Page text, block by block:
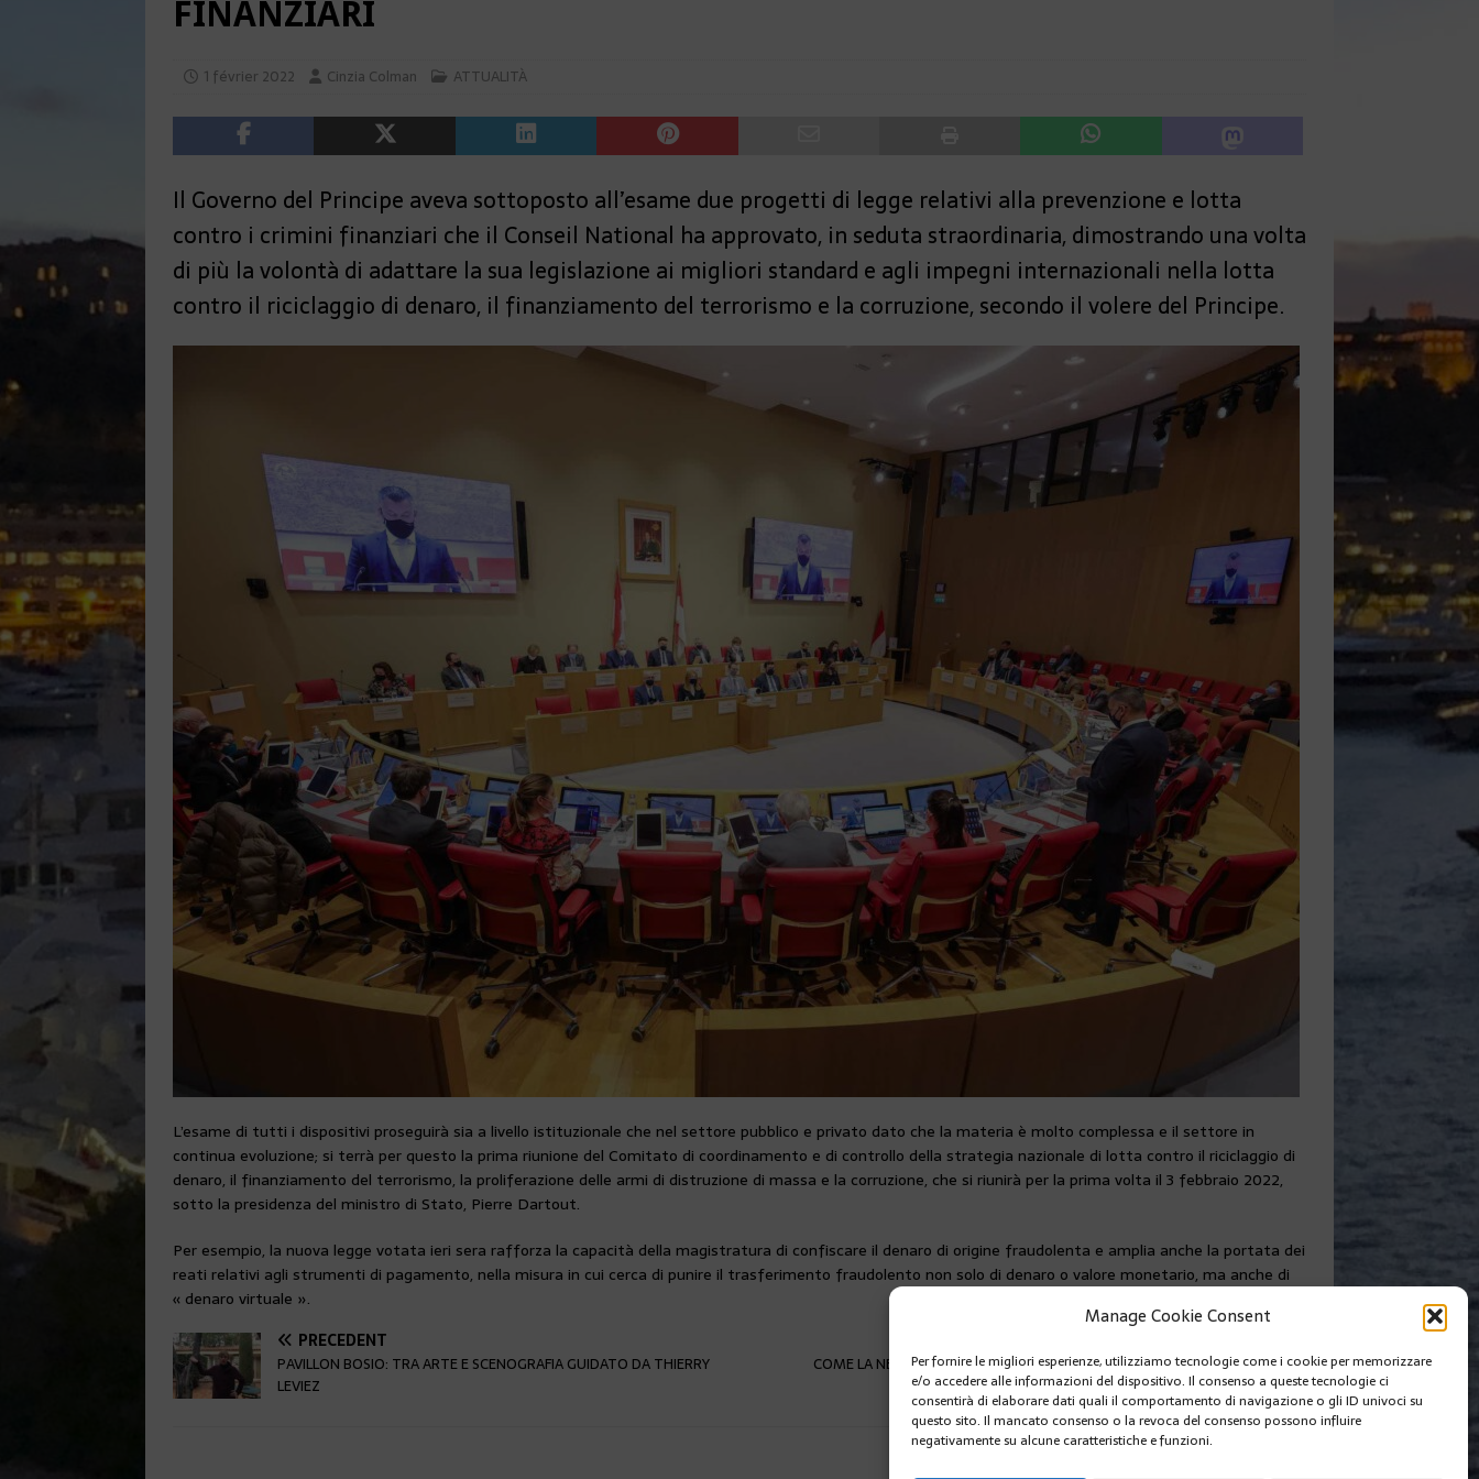
Manage Cookie Consent
Per fornire le migliori esperienze, utilizziamo tecnologie come i cookie per memorizzare
e/o accedere alle informazioni del dispositivo. Il consenso a queste tecnologie ci
consentirà di elaborare dati quali il comportamento di navigazione o gli ID univoci su
questo sito. Il mancato consenso o la revoca del consenso possono influire
negativamente su alcune caratteristiche e funzioni.
FINANZIARI
1 février 2022 Cinzia Colman ATTUALITÀ
Il Governo del Principe aveva sottoposto all’esame due progetti di legge relativi alla prevenzione e lotta
contro i crimini finanziari che il Conseil National ha approvato, in seduta straordinaria, dimostrando una volta
di più la volontà di adattare la sua legislazione ai migliori standard e agli impegni internazionali nella lotta
contro il riciclaggio di denaro, il finanziamento del terrorismo e la corruzione, secondo il volere del Principe.
L’esame di tutti i dispositivi proseguirà sia a livello istituzionale che nel settore pubblico e privato dato che la materia è molto complessa e il settore in
continua evoluzione; si terrà per questo la prima riunione del Comitato di coordinamento e di controllo della strategia nazionale di lotta contro il riciclaggio di
denaro, il finanziamento del terrorismo, la proliferazione delle armi di distruzione di massa e la corruzione, che si riunirà per la prima volta il 3 febbraio 2022,
sotto la presidenza del ministro di Stato, Pierre Dartout.
Per esempio, la nuova legge votata ieri sera rafforza la capacità della magistratura di confiscare il denaro di origine fraudolenta e amplia anche la portata dei
reati relativi agli strumenti di pagamento, nella misura in cui cerca di punire il trasferimento fraudolento non solo di denaro o valore monetario, ma anche di
« denaro virtuale ».
PRÉCÉDENT
PAVILLON BOSIO: TRA ARTE E SCENOGRAFIA GUIDATO DA THIERRY
LEVIEZ
COME LA NEVE NON FA RUMORE, UN ROMANZO CONTRO IL
BULLISMO